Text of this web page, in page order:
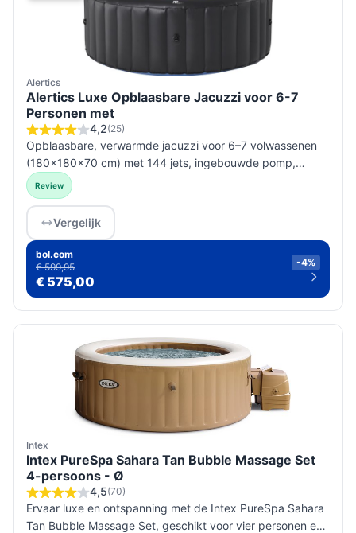
Alertics
Alertics Luxe Opblaasbare Jacuzzi voor 6-7
Personen met
4,2(25)
Opblaasbare, verwarmde jacuzzi voor 6–7 volwassenen
(180×180×70 cm) met 144 jets, ingebouwde pomp,
verlichting en accessoires; werkt op accu. Controleer
accu‑details en plaatsingsr...
Review
Vergelijk
bol.com
€ 599,95
€ 575,00
-4%
Intex
Intex PureSpa Sahara Tan Bubble Massage Set
4-persoons - Ø
4,5(70)
Ervaar luxe en ontspanning met de Intex PureSpa Sahara
Tan Bubble Massage Set, geschikt voor vier personen en